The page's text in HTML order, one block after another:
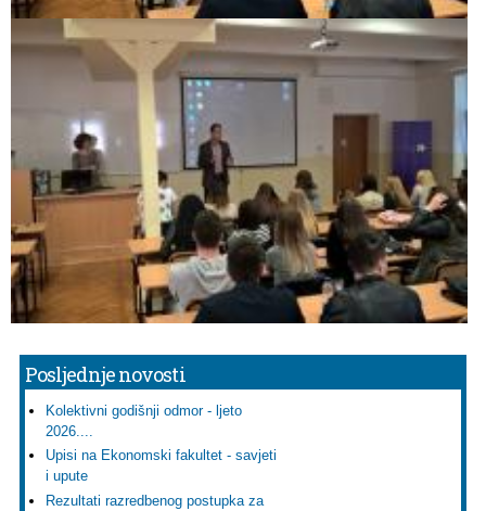
Posljednje novosti
Kolektivni godišnji odmor - ljeto
2026....
Upisi na Ekonomski fakultet - savjeti
i upute
Rezultati razredbenog postupka za